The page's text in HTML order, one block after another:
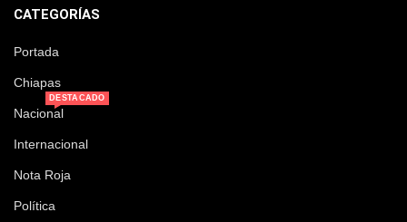
CATEGORÍAS
Portada
Chiapas
Nacional
DESTACADO
Internacional
Nota Roja
Política